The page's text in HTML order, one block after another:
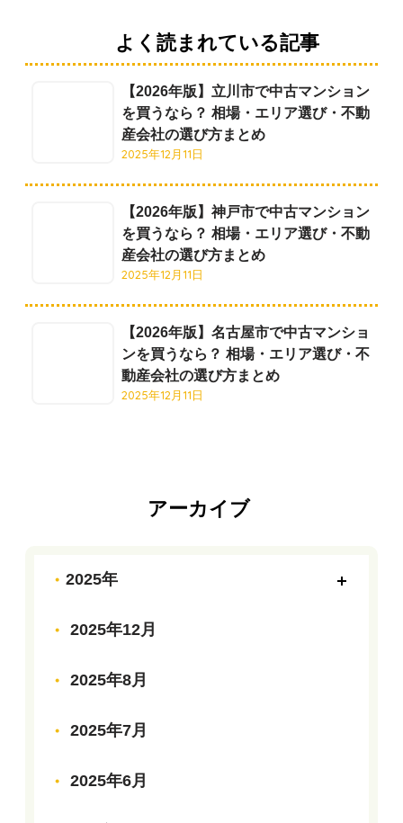
よく読まれている記事
【2026年版】立川市で中古マンション
を買うなら？ 相場・エリア選び・不動
産会社の選び方まとめ
2025年12月11日
【2026年版】神戸市で中古マンション
を買うなら？ 相場・エリア選び・不動
産会社の選び方まとめ
2025年12月11日
【2026年版】名古屋市で中古マンショ
ンを買うなら？ 相場・エリア選び・不
動産会社の選び方まとめ
2025年12月11日
アーカイブ
2025年
2025年12月
2025年8月
2025年7月
2025年6月